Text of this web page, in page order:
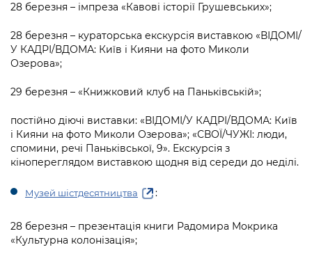
28 березня – імпреза «Кавові історії Грушевських»;
28 березня – кураторська екскурсія виставкою «ВІДОМІ/
У КАДРІ/ВДОМА: Київ і Кияни на фото Миколи
Озерова»;
29 березня – «Книжковий клуб на Паньківській»;
постійно діючі виставки: «ВІДОМІ/У КАДРІ/ВДОМА: Київ
і Кияни на фото Миколи Озерова»; «СВОЇ/ЧУЖІ: люди,
спомини, речі Паньківської, 9». Екскурсія з
кінопереглядом виставкою щодня від середи до неділі.
Музей шістдесятництва :
28 березня – презентація книги Радомира Мокрика
«Культурна колонізація»;